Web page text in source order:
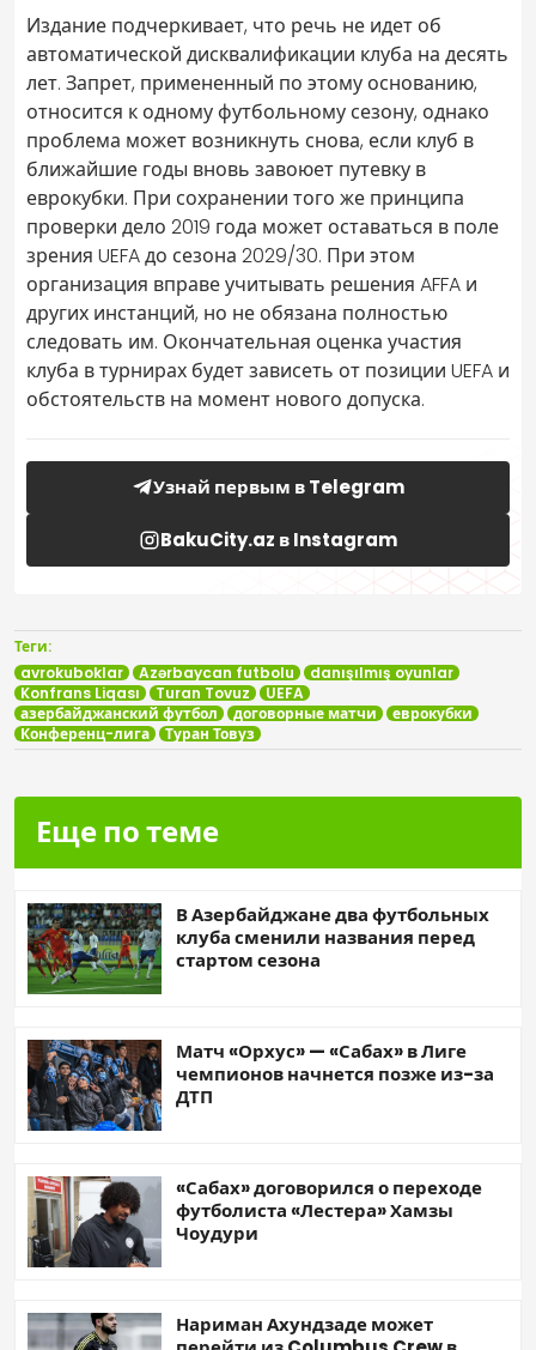
Издание подчеркивает, что речь не идет об
автоматической дисквалификации клуба на десять
лет. Запрет, примененный по этому основанию,
относится к одному футбольному сезону, однако
проблема может возникнуть снова, если клуб в
ближайшие годы вновь завоюет путевку в
еврокубки. При сохранении того же принципа
проверки дело 2019 года может оставаться в поле
зрения UEFA до сезона 2029/30. При этом
организация вправе учитывать решения AFFA и
других инстанций, но не обязана полностью
следовать им. Окончательная оценка участия
клуба в турнирах будет зависеть от позиции UEFA и
обстоятельств на момент нового допуска.
Узнай первым в Telegram
BakuCity.az в Instagram
Теги:
avrokuboklar
Azərbaycan futbolu
danışılmış oyunlar
Konfrans Liqası
Turan Tovuz
UEFA
азербайджанский футбол
договорные матчи
еврокубки
Конференц-лига
Туран Товуз
Еще по теме
В Азербайджане два футбольных
клуба сменили названия перед
стартом сезона
Матч «Орхус» — «Сабах» в Лиге
чемпионов начнется позже из-за
ДТП
«Сабах» договорился о переходе
футболиста «Лестера» Хамзы
Чоудури
Нариман Ахундзаде может